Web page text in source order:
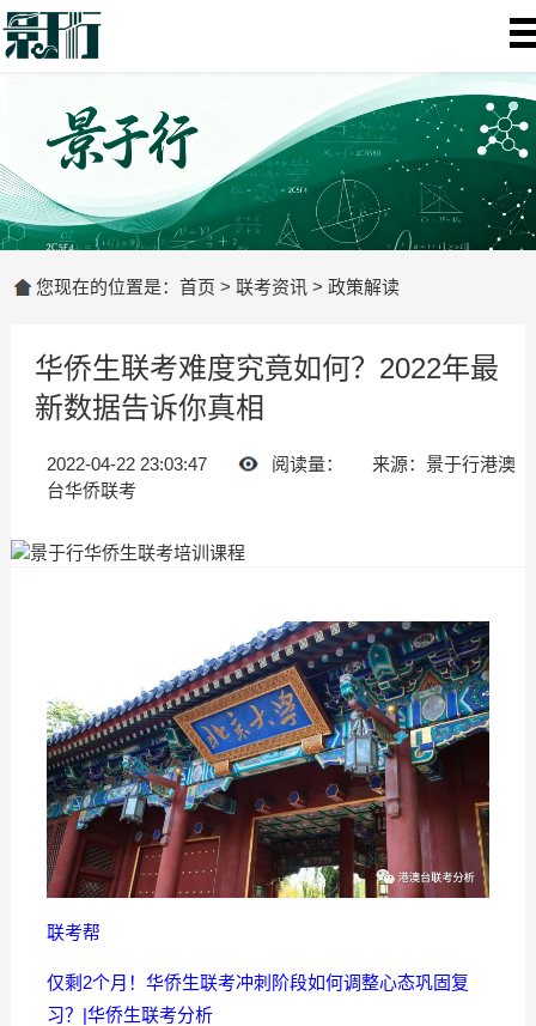
您现在的位置是： 首页 > 联考资讯 > 政策解读
华侨生联考难度究竟如何？2022年最
新数据告诉你真相
2022-04-22 23:03:47 阅读量：
来源：景于行港澳
台华侨联考
联考帮
仅剩2个月！华侨生联考冲刺阶段如何调整心态巩固复
习？|华侨生联考分析